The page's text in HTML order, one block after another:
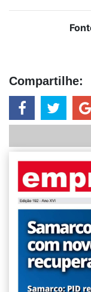
Compartilhe: